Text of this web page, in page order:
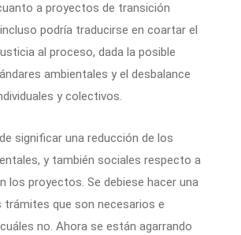
a proyectos de transición
podría traducirse en coartar el
al proceso, dada la posible
ambientales y el desbalance
y colectivos.
significar una reducción de los
y también sociales respecto a
los proyectos. Se debiese hacer una
trámites que son necesarios e
no. Ahora se están agarrando